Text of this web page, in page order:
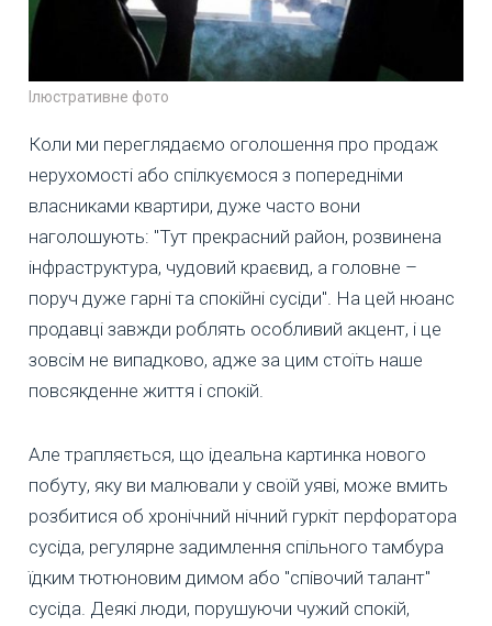
Ілюстративне фото
Коли ми переглядаємо оголошення про продаж
нерухомості або спілкуємося з попередніми
власниками квартири, дуже часто вони
наголошують: "Тут прекрасний район, розвинена
інфраструктура, чудовий краєвид, а головне –
поруч дуже гарні та спокійні сусіди". На цей нюанс
продавці завжди роблять особливий акцент, і це
зовсім не випадково, адже за цим стоїть наше
повсякденне життя і спокій.
Але трапляється, що ідеальна картинка нового
побуту, яку ви малювали у своїй уяві, може вмить
розбитися об хронічний нічний гуркіт перфоратора
сусіда, регулярне задимлення спільного тамбура
їдким тютюновим димом або "співочий талант"
сусіда. Деякі люди, порушуючи чужий спокій,